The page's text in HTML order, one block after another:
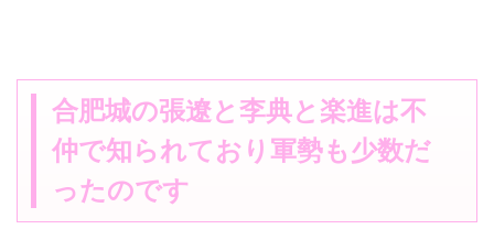
合肥城の張遼と李典と楽進は不
仲で知られており軍勢も少数だ
ったのです